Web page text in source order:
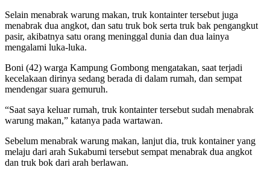
Selain menabrak warung makan, truk kontainter tersebut juga
menabrak dua angkot, dan satu truk bok serta truk bak pengangkut
pasir, akibatnya satu orang meninggal dunia dan dua lainya
mengalami luka-luka.
Boni (42) warga Kampung Gombong mengatakan, saat terjadi
kecelakaan dirinya sedang berada di dalam rumah, dan sempat
mendengar suara gemuruh.
“Saat saya keluar rumah, truk kontainter tersebut sudah menabrak
warung makan,” katanya pada wartawan.
Sebelum menabrak warung makan, lanjut dia, truk kontainer yang
melaju dari arah Sukabumi tersebut sempat menabrak dua angkot
dan truk bok dari arah berlawan.